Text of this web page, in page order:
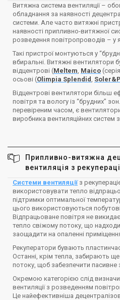
Витяжна система вентиляції –
обладнання за наявності
системи. Але часто витяжні
наявності припливно-витяжної
розведення повітропроводів – у
Такі пристрої монтуються у
вбиральні. Витяжні вентилятори
відцентрові (Meltem Maico
осьові (Olimpia Splendid
Відцентрові вентилятори більш
повітря та вологу із “брудних”
перевіреним часом, є
виробника вентиляційних систем
Припливно-витяжна
вентиляція з
Системи вентиляціїз
використовувати тепло
підтримки оптимальної
цього використовуються
Відпрацьоване повітря не
тепло свіжому потоку, що
заощадити на опаленні
Рекуператори бувають
Останні, крім тепла, забирають
потоку, щоб забезпечити пасивне
Окремою категорією слід
вентиляції з розведенням
Це найефективніша